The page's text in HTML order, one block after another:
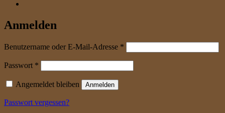
Anmelden
Benutzername oder E-Mail-Adresse *
Passwort *
Angemeldet bleiben Anmelden
Passwort vergessen?